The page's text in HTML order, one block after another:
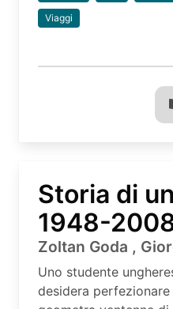
Viaggi
Storia di
1948-
Zoltan Goda ,
Uno studente
desidera